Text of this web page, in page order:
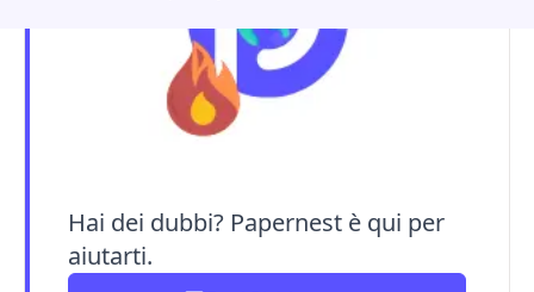
Hai dei dubbi? Papernest è qui per
aiutarti.